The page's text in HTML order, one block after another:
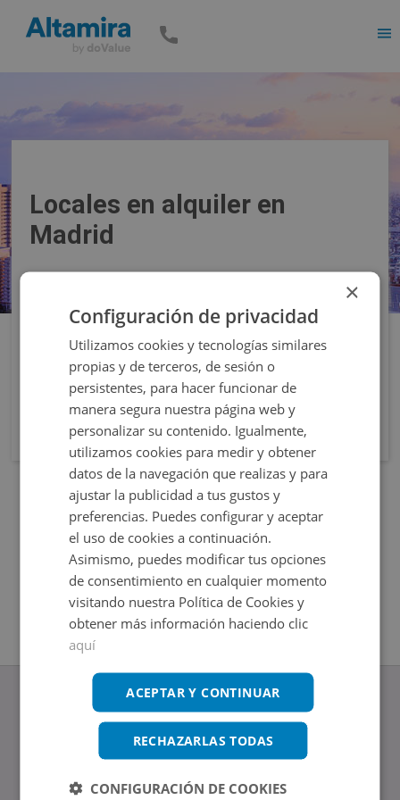
Locales en alquiler en
Madrid
Filtros
www.altamirainmuebles.com
Edificio Skylight
Avenida de Manoteras 14-16, 28050, Madrid
×
Configuración de privacidad
Utilizamos cookies y tecnologías similares
propias y de terceros, de sesión o
persistentes, para hacer funcionar de
manera segura nuestra página web y
personalizar su contenido. Igualmente,
utilizamos cookies para medir y obtener
datos de la navegación que realizas y para
ajustar la publicidad a tus gustos y
preferencias. Puedes configurar y aceptar
el uso de cookies a continuación.
Asimismo, puedes modificar tus opciones
de consentimiento en cualquier momento
visitando nuestra Política de Cookies y
obtener más información haciendo clic
aquí
ACEPTAR Y CONTINUAR
RECHAZARLAS TODAS
CONFIGURACIÓN DE COOKIES